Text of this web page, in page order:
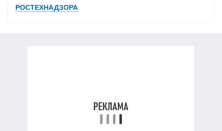
РОСТЕХНАДЗОРА